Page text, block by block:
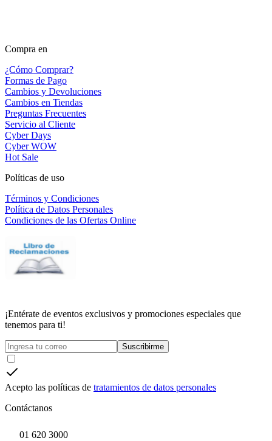
Compra en
¿Cómo Comprar?
Formas de Pago
Cambios y Devoluciones
Cambios en Tiendas
Preguntas Frecuentes
Servicio al Cliente
Cyber Days
Cyber WOW
Hot Sale
Políticas de uso
Términos y Condiciones
Política de Datos Personales
Condiciones de las Ofertas Online
¡Entérate de eventos exclusivos y promociones especiales que
tenemos para ti!
Suscribirme
Acepto las políticas de tratamientos de datos personales
Contáctanos
01 620 3000